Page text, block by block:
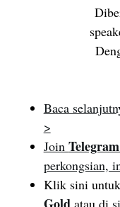
Baca
>
Join
perkongsian,
Klik sini untuk
atau di